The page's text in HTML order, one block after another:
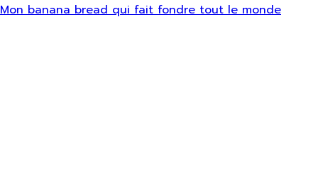
Mon banana bread qui fait fondre tout le monde